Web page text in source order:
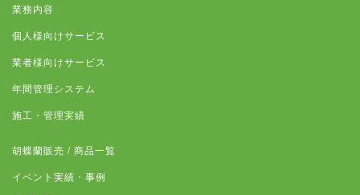
業務内容
個人様向けサービス
業者様向けサービス
年間管理システム
施工・管理実績
胡蝶蘭販売 / 商品一覧
イベント実績・事例